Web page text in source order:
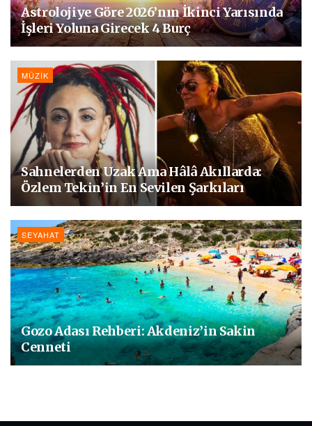
Astrolojiye Göre 2026’nın İkinci Yarısında
İşleri Yoluna Girecek 4 Burç
MÜZIK
Sahnelerden Uzak Ama Hâlâ Akıllarda:
Özlem Tekin’in En Sevilen Şarkıları
SEYAHAT
Gozo Adası Rehberi: Akdeniz’in Sakin
Cenneti